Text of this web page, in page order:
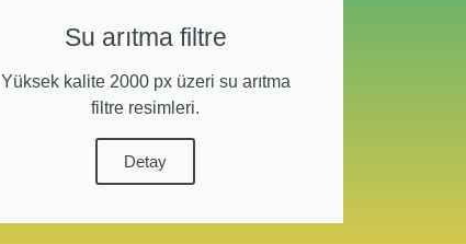
Su arıtma filtre
Yüksek kalite 2000 px üzeri su arıtma
filtre resimleri.
Detay